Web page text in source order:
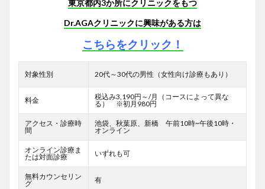
東京都内3か所にクリニックをもつ
Dr.AGAクリニックに興味がある方は
こちらをクリック！
対象性別 20代～30代の男性（女性向け診療もあり）
料金
税込み3,190円～/月（コースによって異な
る） ※初月980円
アクセス・診療時
間
池袋、秋葉原、新橋 午前10時~午後10時・
オンライン
オンライン診療ま
たは対面診療
いずれも可
無料カウンセリン
グ
有